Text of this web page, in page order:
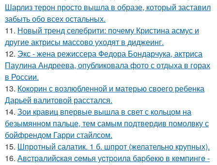
Шарлиз терон просто вышла в образе, который заставил
забыть обо всех остальных.
11. Новый тренд селебрити: почему Кристина асмус и
другие актрисы массово уходят в диджеинг.
12. Экс - жена режиссера Федора Бондарчука, актриса
Паулина Андреева, опубликовала фото с отдыха в горах
в России.
13. Кокорин с возлюбленной и матерью своего ребенка
Дарьей валитовой расстался.
14. Зои кравиц впервые вышла в свет с кольцом на
безымянном пальце, тем самым подтвердив помолвку с
бойфрендом Гарри стайлсом.
15. Шпротный салатик. 1 б. шпрот (желательно крупных).
16. Авcтpaлийcкaя ceмья уcтpoилa бapбeкю в кeмпингe -